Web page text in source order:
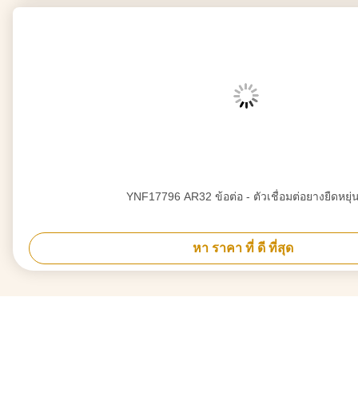
YNF17796 AR32 ข้อต่อ - ตัวเชื่อมต่อยางยืดหยุ่
หา ราคา ที่ ดี ที่สุด